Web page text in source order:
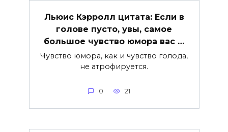
Льюис Кэрролл цитата: Если в
голове пусто, увы, самое
большое чувство юмора вас …
Чувство юмора, как и чувство голода,
не атрофируется.
0 21